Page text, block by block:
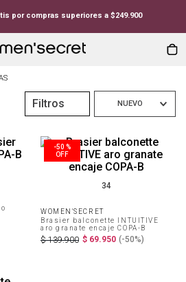
por compras superiores a $249.900
Filtros NUEVO
-50 %
34
WOMEN'SECRET
Brasier balconette INTUITIVE
aro granate encaje COPA-B
$ 139.900 $ 69.950 (-50%)